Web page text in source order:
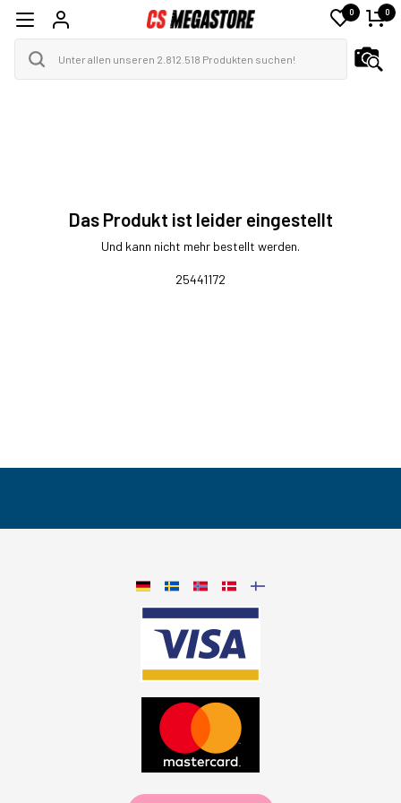
0 0
Das Produkt ist leider eingestellt
Und kann nicht mehr bestellt werden.
25441172